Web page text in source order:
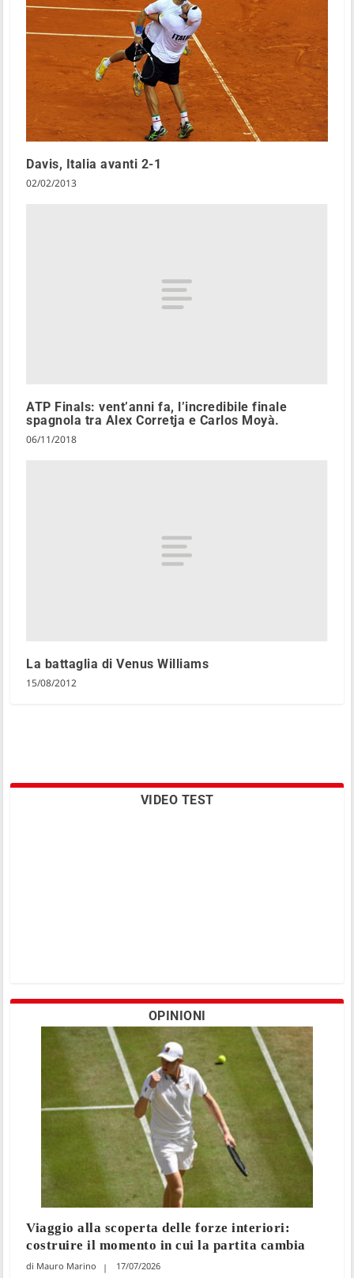
Davis, Italia avanti 2-1
02/02/2013
ATP Finals: vent’anni fa, l’incredibile finale
spagnola tra Alex Corretja e Carlos Moyà.
06/11/2018
La battaglia di Venus Williams
15/08/2012
VIDEO TEST
OPINIONI
Viaggio alla scoperta delle forze interiori:
costruire il momento in cui la partita cambia
Mauro Marino 17/07/2026